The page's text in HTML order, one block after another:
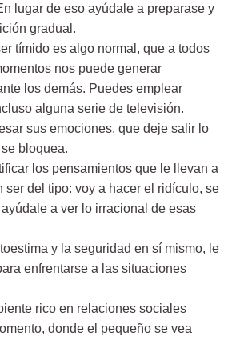
lugar de eso ayúdale a preparase y
gradual.
tímido es algo normal , que a todos
nos puede generar
los demás. Puedes emplear
alguna serie de televisión.
sus emociones, que deje salir lo
bloquea.
los pensamientos que le llevan a
ser del tipo: voy a hacer el ridículo, se
a ver lo irracional de esas
y la seguridad en sí mismo, le
enfrentarse a las situaciones
rico en relaciones sociales
donde el pequeño se vea